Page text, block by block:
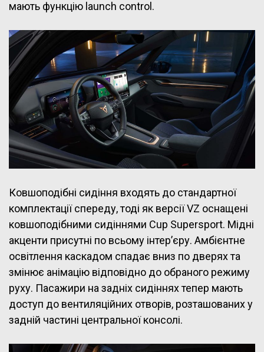
мають функцію launch control.
Ковшоподібні сидіння входять до стандартної
комплектації спереду, тоді як версії VZ оснащені
ковшоподібними сидіннями Cup Supersport. Мідні
акценти присутні по всьому інтер’єру. Амбієнтне
освітлення каскадом спадає вниз по дверях та
змінює анімацію відповідно до обраного режиму
руху. Пасажири на задніх сидіннях тепер мають
доступ до вентиляційних отворів, розташованих у
задній частині центральної консолі.